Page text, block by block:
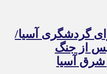
گردشگری آسیا/
از جنگ
شرق آسیا